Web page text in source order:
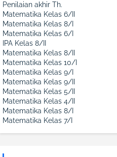
Penilaian akhir Th.
Matematika Kelas 6/II
Matematika Kelas 8/I
Matematika Kelas 6/I
IPA Kelas 8/II
Matematika Kelas 8/II
Matematika Kelas 10/I
Matematika Kelas 9/I
Matematika Kelas 9/II
Matematika Kelas 5/II
Matematika Kelas 4/II
Matematika Kelas 8/I
Matematika Kelas 7/I